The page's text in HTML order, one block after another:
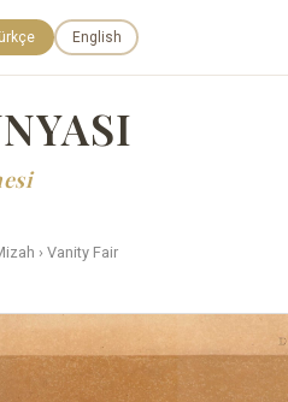
English
› Vanity Fair